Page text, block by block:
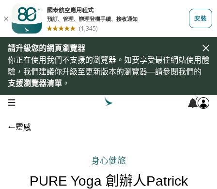
請升級您的網頁瀏覽器
你正在使用我們不支援的瀏覽器。如要享受最佳網站使用體
驗，我們建議你升級至更新版本的瀏覽器—請參閱我們的
支援瀏覽器清單 。
open navigation menu 7
靈感
身心健旅
PURE Yoga 創辦人Patrick